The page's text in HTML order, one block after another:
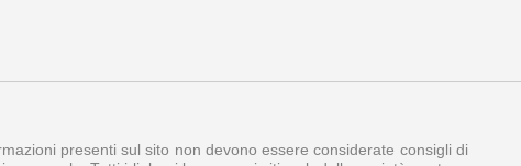
presenti sul sito non devono essere considerate consigli di